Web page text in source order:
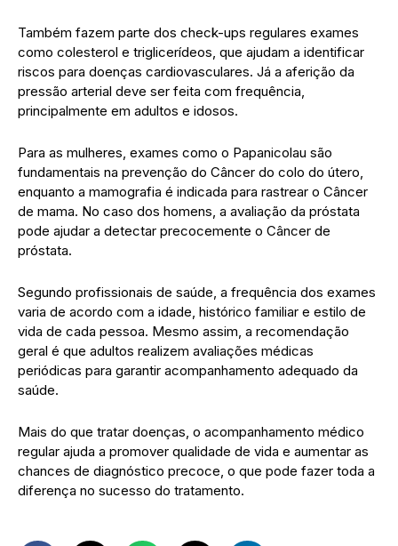
Também fazem parte dos check-ups regulares exames
como colesterol e triglicerídeos, que ajudam a identificar
riscos para doenças cardiovasculares. Já a aferição da
pressão arterial deve ser feita com frequência,
principalmente em adultos e idosos.
Para as mulheres, exames como o Papanicolau são
fundamentais na prevenção do Câncer do colo do útero,
enquanto a mamografia é indicada para rastrear o Câncer
de mama. No caso dos homens, a avaliação da próstata
pode ajudar a detectar precocemente o Câncer de
próstata.
Segundo profissionais de saúde, a frequência dos exames
varia de acordo com a idade, histórico familiar e estilo de
vida de cada pessoa. Mesmo assim, a recomendação
geral é que adultos realizem avaliações médicas
periódicas para garantir acompanhamento adequado da
saúde.
Mais do que tratar doenças, o acompanhamento médico
regular ajuda a promover qualidade de vida e aumentar as
chances de diagnóstico precoce, o que pode fazer toda a
diferença no sucesso do tratamento.